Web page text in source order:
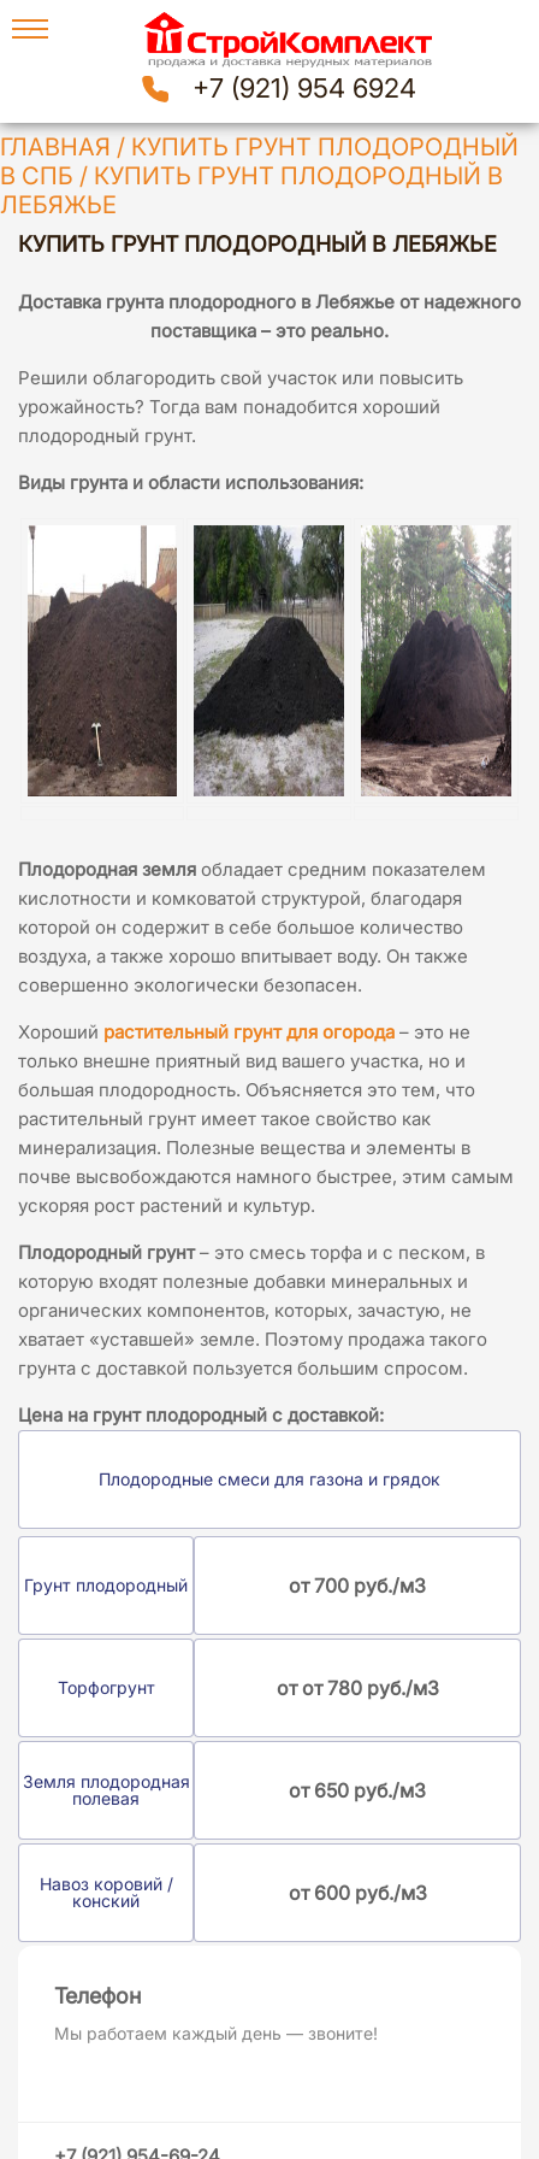
+7 (921) 954 6924
ГЛАВНАЯ / КУПИТЬ ГРУНТ ПЛОДОРОДНЫЙ
В СПБ / КУПИТЬ ГРУНТ ПЛОДОРОДНЫЙ В
ЛЕБЯЖЬЕ
КУПИТЬ ГРУНТ ПЛОДОРОДНЫЙ В ЛЕБЯЖЬЕ
Доставка грунта плодородного в Лебяжье от надежного
поставщика – это реально.
Решили облагородить свой участок или повысить
урожайность? Тогда вам понадобится хороший
плодородный грунт.
Виды грунта и области использования:
Плодородная земля обладает средним показателем
кислотности и комковатой структурой, благодаря
которой он содержит в себе большое количество
воздуха, a также хорошо впитывает воду. Он также
совершенно экологически безопасен.
Хороший растительный грунт для огорода – это не
только внешне приятный вид вашего участка, но и
большая плодородность. Объясняется это тем, что
растительный грунт имеет такое свойство как
минерализация. Полезные вещества и элементы в
почве высвобождаются намного быстрее, этим самым
ускоряя рост растений и культур.
Плодородный грунт– это смесь торфа и с песком, в
которую входят полезные добавки минеральных и
органических компонентов, которых, зачастую, не
хватает «уставшей» земле. Поэтому продажа такого
грунта с доставкой пользуется большим спросом.
Цена на грунт плодородный с доставкой:
Плодородные смеси для газона и грядок
Грунт плодородный
Торфогрунт
Земля плодородная
полевая
Навоз коровий /
конский
от 700 руб./м3
от от 780 руб./м3
от 650 руб./м3
от 600 руб./м3
Телефон
Мы работаем каждый день — звоните!